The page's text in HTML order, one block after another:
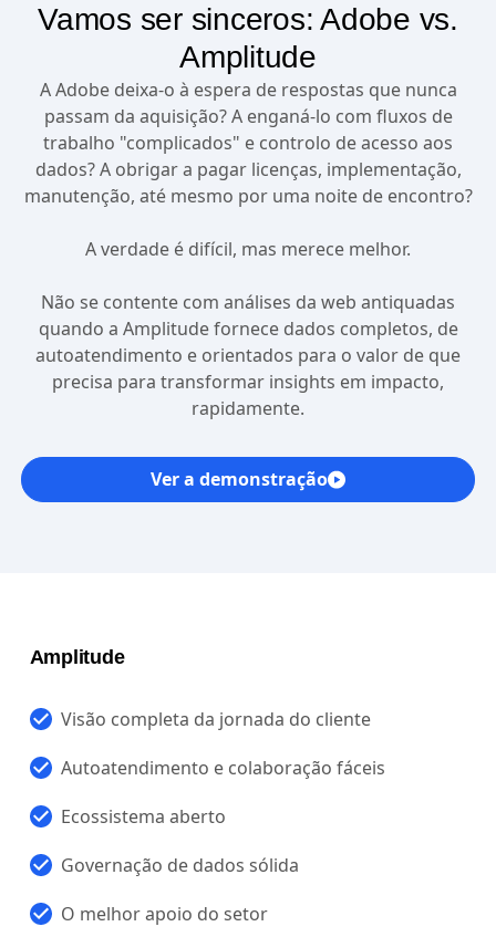
Vamos ser sinceros: Adobe vs.
Amplitude
A Adobe deixa-o à espera de respostas que nunca
passam da aquisição? A enganá-lo com fluxos de
trabalho "complicados" e controlo de acesso aos
dados? A obrigar a pagar licenças, implementação,
manutenção, até mesmo por uma noite de encontro?
A verdade é difícil, mas merece melhor.
Não se contente com análises da web antiquadas
quando a Amplitude fornece dados completos, de
autoatendimento e orientados para o valor de que
precisa para transformar insights em impacto,
rapidamente.
Ver a demonstração
Amplitude
Visão completa da jornada do cliente
Autoatendimento e colaboração fáceis
Ecossistema aberto
Governação de dados sólida
O melhor apoio do setor